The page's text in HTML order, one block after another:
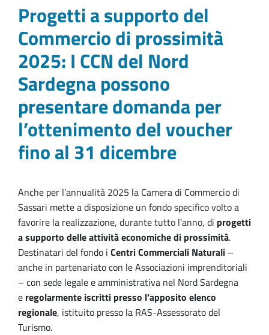
Progetti a supporto del
Commercio di prossimità
2025: I CCN del Nord
Sardegna possono
presentare domanda per
l’ottenimento del voucher
fino al 31 dicembre
Anche per l’annualità 2025 la Camera di Commercio di
Sassari mette a disposizione un fondo specifico volto a
favorire la realizzazione, durante tutto l’anno, di progetti
a supporto delle attività economiche di prossimità.
Destinatari del fondo i Centri Commerciali Naturali –
anche in partenariato con le Associazioni imprenditoriali
– con sede legale e amministrativa nel Nord Sardegna
e regolarmente iscritti presso l’apposito elenco
regionale, istituito presso la RAS-Assessorato del
Turismo.